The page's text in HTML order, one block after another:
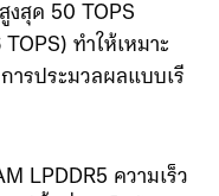
ญคือหน่วยประมวลผล
งสุด 50 TOPS
ทำให้เหมาะ
ารประมวลผลแบบเรี